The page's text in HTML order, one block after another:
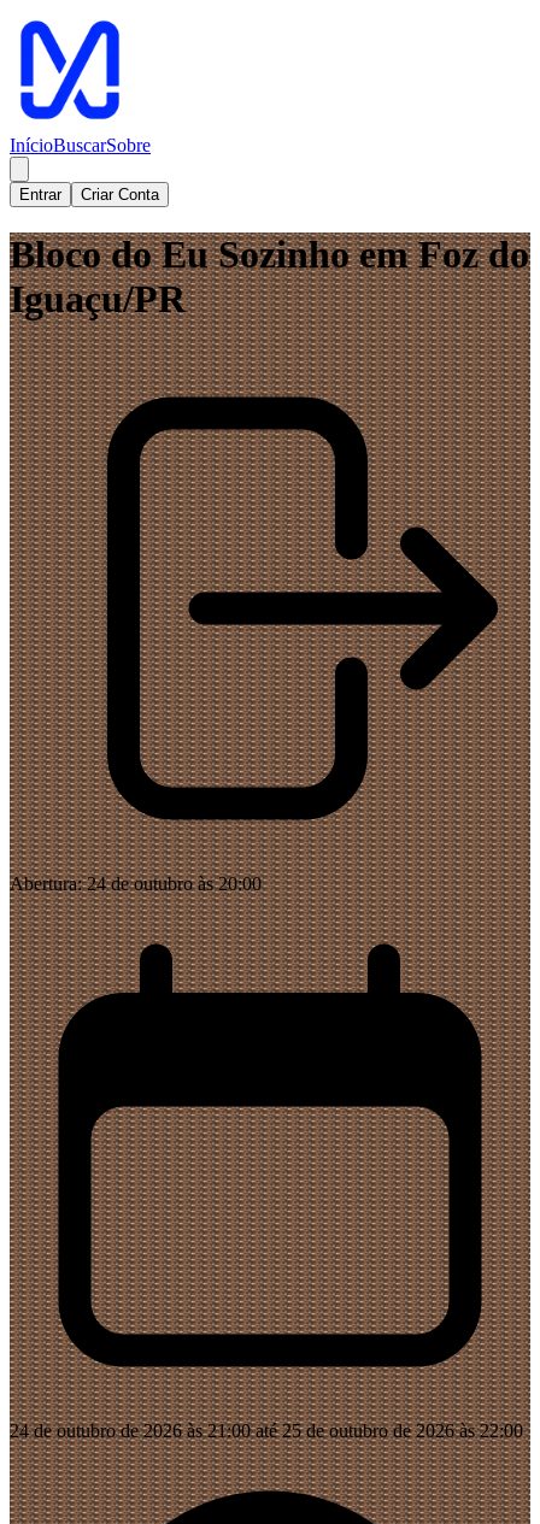
InícioBuscarSobre
Entrar Criar Conta
Bloco do Eu Sozinho em Foz do
Iguaçu/PR
Abertura:24 de outubro às 20:00
24 de outubro de 2026 às 21:00 até 25 de outubro de 2026 às 22:00